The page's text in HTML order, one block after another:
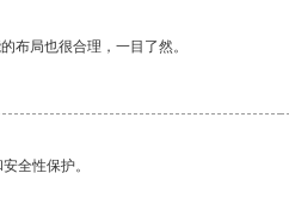
布局也很合理，一目了然。
全性保护。